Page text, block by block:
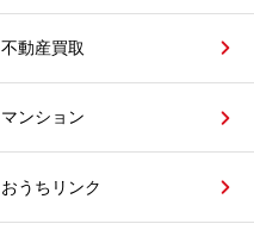
不動産買取
マンション
おうちリンク